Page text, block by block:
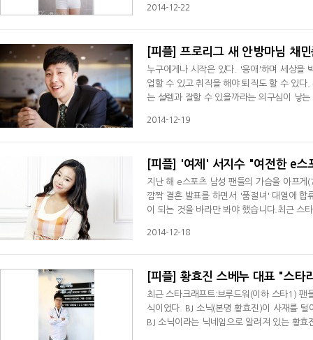
2014-12-22
[피플] 프로리그 새 안방마님 채
누구에게나 시작은 있다. '응애'하며 세상을
업할 수 있고 취직을 해야 퇴직도 할 수 있다
는 설렘과 잘할 수 있을까라는 의구심이 낳
2014-12-19
[피플] '여제' 서지수 "여전한 e스
지난 해 e스포츠 남성 팬들의 가슴을 아프
깜짝 결혼 발표를 하면서 '품절녀' 대열에 합
이 되는 것을 바라만 봐야 했습니다.최근 스
2014-12-18
[피플] 황효진 스베누 대표 "스타
최근 스타크래프트:브루드워(이하 스타1)
식이었다. BJ 소닉(본명 황효진)이 사재를
BJ 소닉이라는 닉네임으로 알려져 있는 황